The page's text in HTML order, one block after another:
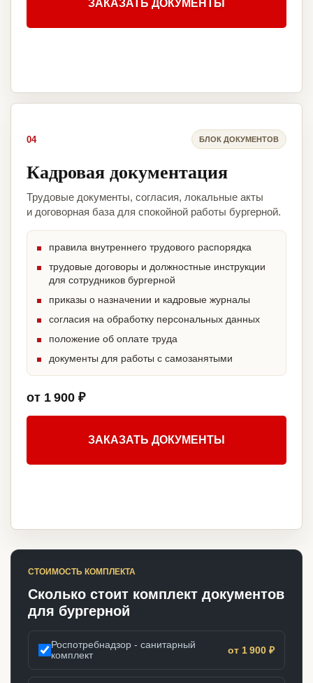
ЗАКАЗАТЬ ДОКУМЕНТЫ
04 БЛОК ДОКУМЕНТОВ
Кадровая документация
Трудовые документы, согласия, локальные акты
и договорная база для спокойной работы бургерной.
правила внутреннего трудового распорядка
трудовые договоры и должностные инструкции
для сотрудников бургерной
приказы о назначении и кадровые журналы
согласия на обработку персональных данных
положение об оплате труда
документы для работы с самозанятыми
от 1 900 ₽
ЗАКАЗАТЬ ДОКУМЕНТЫ
СТОИМОСТЬ КОМПЛЕКТА
Сколько стоит комплект документов
для бургерной
Роспотребнадзор - санитарный
комплект
от 1 900 ₽